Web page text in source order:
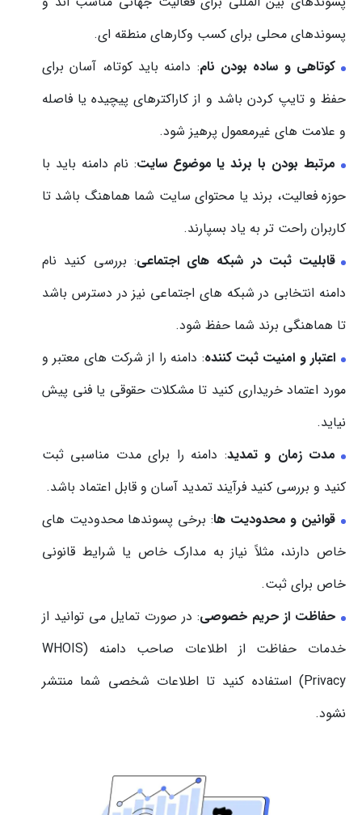
پسوندهای محلی برای کسب وکارهای منطقه ای.
کوتاهی و ساده بودن نام: دامنه باید کوتاه، آسان برای
حفظ و تایپ کردن باشد و از کاراکترهای پیچیده یا فاصله
و علامت های غیرمعمول پرهیز شود.
مرتبط بودن با برند یا موضوع سایت: نام دامنه باید با
حوزه فعالیت، برند یا محتوای سایت شما هماهنگ باشد تا
کاربران راحت تر به یاد بسپارند.
قابلیت ثبت در شبکه های اجتماعی: بررسی کنید نام
دامنه انتخابی در شبکه های اجتماعی نیز در دسترس باشد
تا هماهنگی برند شما حفظ شود.
اعتبار و امنیت ثبت کننده: دامنه را از شرکت های معتبر و
مورد اعتماد خریداری کنید تا مشکلات حقوقی یا فنی پیش
نیاید.
مدت زمان و تمدید: دامنه را برای مدت مناسبی ثبت
کنید و بررسی کنید فرآیند تمدید آسان و قابل اعتماد باشد.
قوانین و محدودیت ها: برخی پسوندها محدودیت های
خاص دارند، مثلاً نیاز به مدارک خاص یا شرایط قانونی
خاص برای ثبت.
حفاظت از حریم خصوصی: در صورت تمایل می توانید از
خدمات حفاظت از اطلاعات صاحب دامنه (WHOIS
Privacy) استفاده کنید تا اطلاعات شخصی شما منتشر
نشود.